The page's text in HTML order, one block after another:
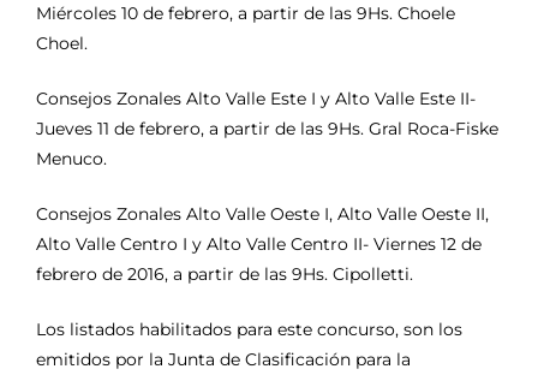
Miércoles 10 de febrero, a partir de las 9Hs. Choele
Choel.
Consejos Zonales Alto Valle Este I y Alto Valle Este II-
Jueves 11 de febrero, a partir de las 9Hs. Gral Roca-Fiske
Menuco.
Consejos Zonales Alto Valle Oeste I, Alto Valle Oeste II,
Alto Valle Centro I y Alto Valle Centro II- Viernes 12 de
febrero de 2016, a partir de las 9Hs. Cipolletti.
Los listados habilitados para este concurso, son los
emitidos por la Junta de Clasificación para la